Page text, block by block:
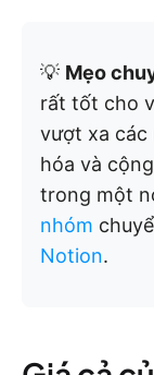
💡 Mẹo
rất tốt cho
vượt xa các
hóa và
trong một
nhóm
Notion.